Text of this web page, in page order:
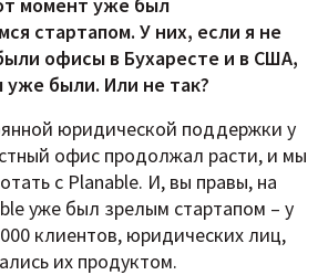
стартапом. У них, если я не
офисы в Бухаресте и в США,
были. Или не так?
юридической поддержки у
офис продолжал расти, и мы
с Planable. И, вы правы, на
уже был зрелым стартапом – у
клиентов, юридических лиц,
их продуктом.